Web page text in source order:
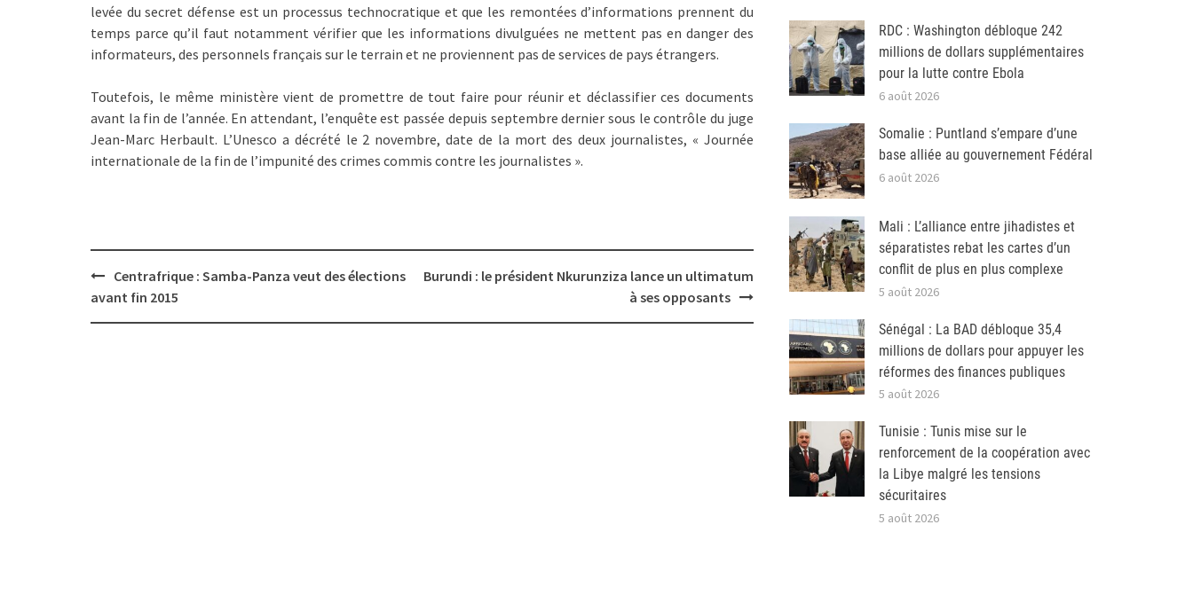
levée du secret défense est un processus technocratique et que les remontées d’informations prennent du
temps parce qu’il faut notamment vérifier que les informations divulguées ne mettent pas en danger des
informateurs, des personnels français sur le terrain et ne proviennent pas de services de pays étrangers.
Toutefois, le même ministère vient de promettre de tout faire pour réunir et déclassifier ces documents
avant la fin de l’année. En attendant, l’enquête est passée depuis septembre dernier sous le contrôle du juge
Jean-Marc Herbault. L’Unesco a décrété le 2 novembre, date de la mort des deux journalistes, « Journée
internationale de la fin de l’impunité des crimes commis contre les journalistes ».
Post
navigation
Centrafrique : Samba-Panza veut des élections
avant fin 2015
Burundi : le président Nkurunziza lance un ultimatum
à ses opposants
RDC : Washington débloque 242
millions de dollars supplémentaires
pour la lutte contre Ebola
6 août 2026
Somalie : Puntland s’empare d’une
base alliée au gouvernement Fédéral
6 août 2026
Mali : L’alliance entre jihadistes et
séparatistes rebat les cartes d’un
conflit de plus en plus complexe
5 août 2026
Sénégal : La BAD débloque 35,4
millions de dollars pour appuyer les
réformes des finances publiques
5 août 2026
Tunisie : Tunis mise sur le
renforcement de la coopération avec
la Libye malgré les tensions
sécuritaires
5 août 2026